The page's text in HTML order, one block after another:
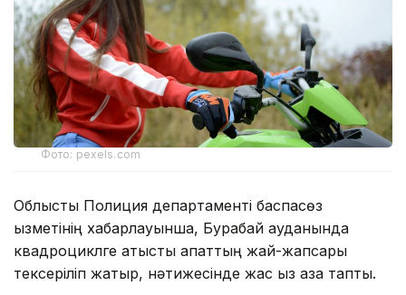
Фото: pexels.com
Облыстық Полиция департаменті баспасөз
қызметінің хабарлауынша, Бурабай ауданында
квадроциклге қатысты апаттың жай-жапсары
тексеріліп жатыр, нәтижесінде жас қыз қаза тапты.